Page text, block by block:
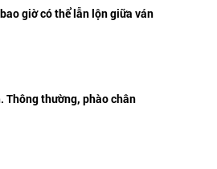
giờ có thể lẫn lộn giữa ván
Thông thường, phào chân